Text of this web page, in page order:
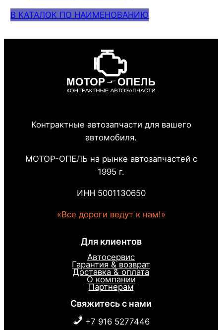
В КАТАЛОК ПО НАИМЕНОВАНИЮ
Контрактные автозапчасти для вашего
автомобиля.
МОТОР-ОПЕЛЬ на рынке автозапчастей с
1995 г.
ИНН 5001130650
«Все дороги ведут к нам!»
Для клиентов
Автосервис
Гарантия & возврат
Доставка & оплата
О компании
Партнерам
Свяжитесь с нами
+7 916 5277446